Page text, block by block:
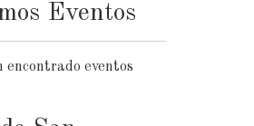
Eventos
encontrado eventos